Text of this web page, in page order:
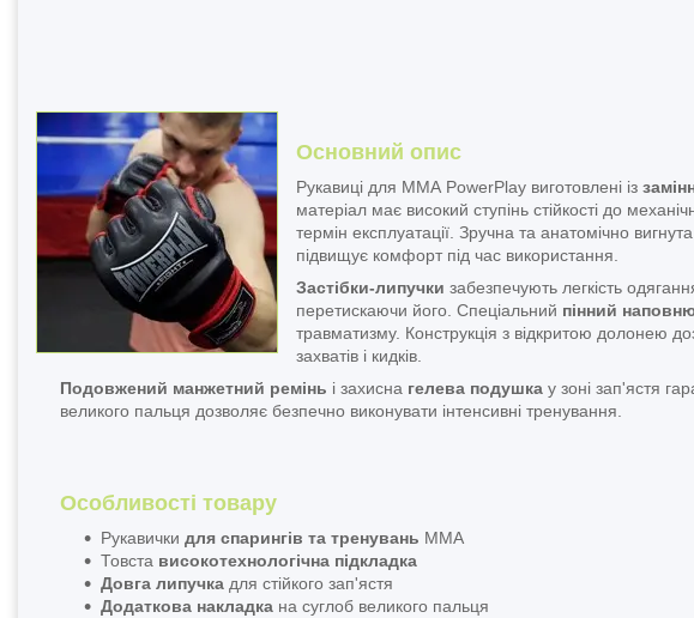
Основний опис
Рукавиці для ММА PowerPlay виготовлені із
матеріал має високий ступінь стійкості до
термін експлуатації. Зручна та анатомічно
підвищує комфорт під час використання.
Застібки-липучки забезпечують легкість
перетискаючи його. Спеціальний пінний
травматизму. Конструкція з відкритою долонею
захватів і кидків.
Подовжений манжетний ремінь і захисна гелева подушка у зоні зап'ястя
великого пальця дозволяє безпечно виконувати інтенсивні тренування.
Особливості товару
Рукавички для спарингів та тренувань ММА
Товста високотехнологічна підкладка
Довга липучка для стійкого зап'ястя
Додаткова накладка на суглоб великого пальця